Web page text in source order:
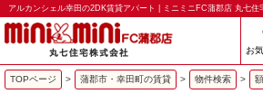
アルカンシェル幸田の2DK賃貸アパート | ミニミニFC蒲郡店 丸七住
お
TOPページ > 蒲郡市・幸田町の賃貸 > 物件検索 >